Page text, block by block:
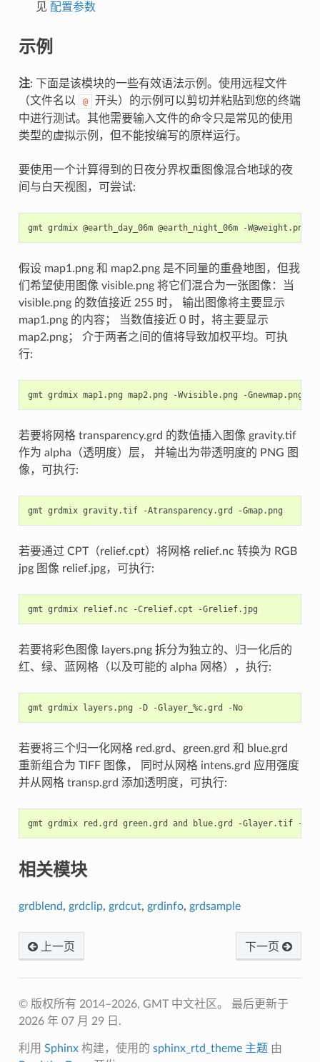
见 配置参数
示例
注: 下面是该模块的一些有效语法示例。使用远程文件
（文件名以
@
开头）的示例可以剪切并粘贴到您的终端
中进行测试。其他需要输入文件的命令只是常见的使用
类型的虚拟示例，但不能按编写的原样运行。
要使用一个计算得到的日夜分界权重图像混合地球的夜
间与白天视图，可尝试:
gmt grdmix @earth_day_06m @earth_night_06m -W@weight.png
假设 map1.png 和 map2.png 是不同量的重叠地图，但我
们希望使用图像 visible.png 将它们混合为一张图像：当
visible.png 的数值接近 255 时， 输出图像将主要显示
map1.png 的内容； 当数值接近 0 时，将主要显示
map2.png； 介于两者之间的值将导致加权平均。可执
行:
gmt grdmix map1.png map2.png -Wvisible.png -Gnewmap.png
若要将网格 transparency.grd 的数值插入图像 gravity.tif
作为 alpha（透明度）层， 并输出为带透明度的 PNG 图
像，可执行:
gmt grdmix gravity.tif -Atransparency.grd
若要通过 CPT（relief.cpt）将网格 relief.nc 转换为 RGB
jpg 图像 relief.jpg，可执行:
gmt grdmix relief.nc -Crelief.cpt
若要将彩色图像 layers.png 拆分为独立的、归一化后的
红、绿、蓝网格（以及可能的 alpha 网格），执行:
gmt grdmix layers.png -D -Glayer_%c.grd -No
若要将三个归一化网格 red.grd、green.grd 和 blue.grd
重新组合为 TIFF 图像， 同时从网格 intens.grd 应用强度
并从网格 transp.grd 添加透明度，可执行:
gmt grdmix red.grd green.grd and blue.grd -Glayer.tif -
相关模块
grdblend, grdclip, grdcut, grdinfo, grdsample
上一页 下一页
© 版权所有 2014–2026, GMT 中文社区。 最后更新于
2026 年 07 月 29 日.
利用 Sphinx构建，使用的 sphinx_rtd_theme 主题 由